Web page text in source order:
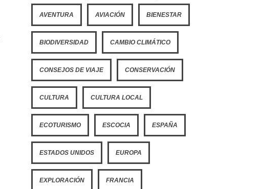
AVENTURA AVIACIÓN BIENESTAR
BIODIVERSIDAD CAMBIO CLIMÁTICO
CONSEJOS DE VIAJE CONSERVACIÓN
CULTURA CULTURA LOCAL
ECOTURISMO ESCOCIA ESPAÑA
ESTADOS UNIDOS EUROPA
EXPLORACIÓN FRANCIA